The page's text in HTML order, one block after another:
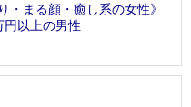
・まる顔・癒し系の女性》
以上の男性